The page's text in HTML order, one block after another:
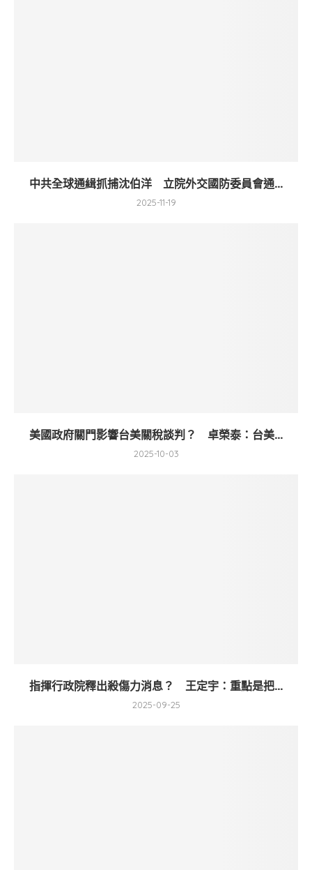
中共全球通緝抓捕沈伯洋 立院外交國防委員會通...
2025-11-19
美國政府關門影響台美關稅談判？ 卓榮泰：台美...
2025-10-03
指揮行政院釋出殺傷力消息？ 王定宇：重點是把...
2025-09-25